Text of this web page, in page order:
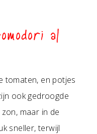
al
tomaten, en potjes
ook gedroogde
maar in de
sneller, terwijl